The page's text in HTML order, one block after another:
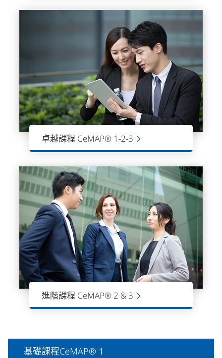
基礎知識。是成為按揭顧問和金融顧問
卓越課程 CeMAP® 1-2-3
CeMAP課程由英國金融行為監管局
CeMAP資格證書，合法地提供按揭建議
和貸款服務。
進階課程 CeMAP® 2 & 3
CeMAP課程2 & 3 級別是進階課程。讓
中的專業地位。
基礎課程CeMAP® 1